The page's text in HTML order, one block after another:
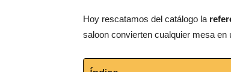
Hoy rescatamos del catálogo la
saloon convierten cualquier mesa en